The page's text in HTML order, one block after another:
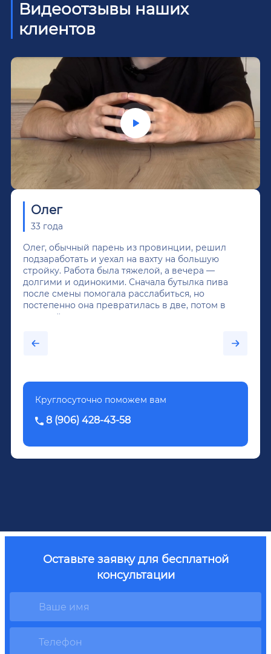
Видеоотзывы наших
клиентов
Олег
33 года
Олег, обычный парень из провинции, решил
подзаработать и уехал на вахту на большую
стройку. Работа была тяжелой, а вечера —
долгими и одинокими. Сначала бутылка пива
после смены помогала расслабиться, но
постепенно она превратилась в две, потом в
крепкий алкоголь, и вот он уже пил почти
было назначено кодирование по методу
Довженко.
Круглосуточно поможем вам
8 (906) 428-43-58
Оставьте заявку для бесплатной
консультации